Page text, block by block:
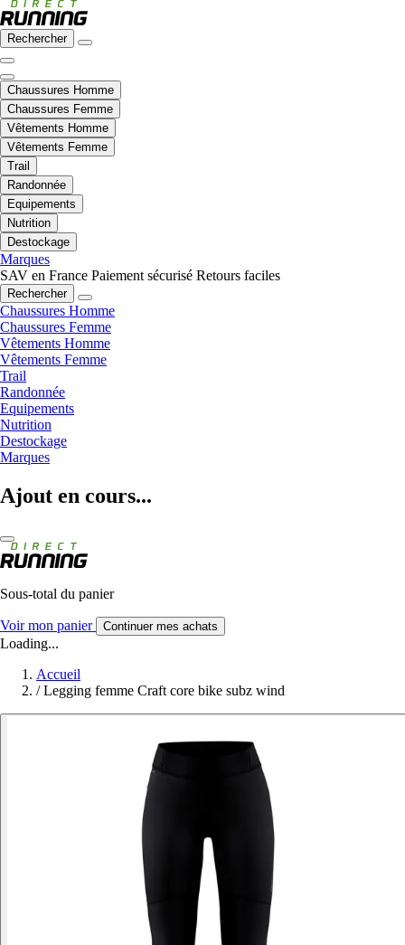
Rechercher
Chaussures Homme
Chaussures Femme
Vêtements Homme
Vêtements Femme
Trail
Randonnée
Equipements
Nutrition
Destockage
Marques
SAV en France Paiement sécurisé Retours faciles
Rechercher
Chaussures Homme
Chaussures Femme
Vêtements Homme
Vêtements Femme
Trail
Randonnée
Equipements
Nutrition
Destockage
Marques
Ajout en cours...
Sous-total du panier
Voir mon panier Continuer mes achats
Loading...
Accueil
/ Legging femme Craft core bike subz wind